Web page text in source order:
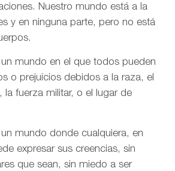
Nuestro mundo está a la
y en ninguna parte, pero no está
mundo en el que todos pueden
o prejuicios debidos a la raza, el
fuerza militar, o el lugar de
mundo donde cualquiera, en
expresar sus creencias, sin
que sean, sin miedo a ser